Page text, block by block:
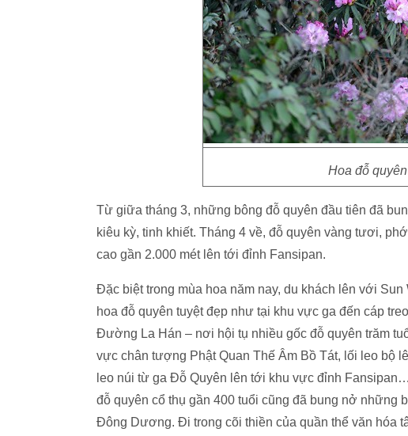
Hoa đỗ
Từ giữa tháng 3, những bông đỗ quyên đầu tiên đã
kiêu kỳ, tinh khiết. Tháng 4 về, đỗ quyên vàng tươi,
cao gần 2.000 mét lên tới đỉnh Fansipan.
Đặc biệt trong mùa hoa năm nay, du khách lên với
hoa đỗ quyên tuyệt đẹp như tại khu vực ga đến cáp
Đường La Hán – nơi hội tụ nhiều gốc đỗ quyên trăm
vực chân tượng Phật Quan Thế Âm Bồ Tát, lối leo bộ
leo núi từ ga Đỗ Quyên lên tới khu vực đỉnh
đỗ quyên cổ thụ gần 400 tuổi cũng đã bung nở những
Đông Dương. Đi trong cõi thiền của quần thể văn hóa